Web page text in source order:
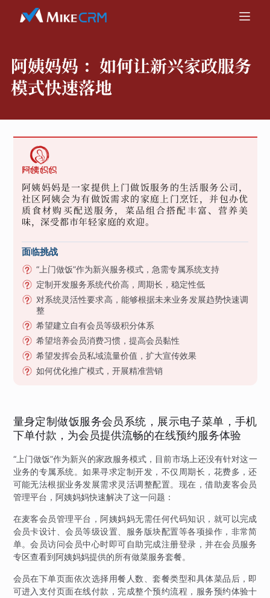
阿姨妈妈 ： 如何让新兴家政服务
模式快速落地
阿姨妈妈是一家提供上门做饭服务的生活服务公司，
社区阿姨会为有做饭需求的家庭上门烹饪，并包办优
质食材购买配送服务，菜品组合搭配丰富、营养美
味，深受都市年轻家庭的欢迎。
面临挑战
“上门做饭”作为新兴服务模式，急需专属系统支持
定制开发服务系统代价高，周期长，稳定性低
对系统灵活性要求高，能够根据未来业务发展趋势快速调
整
希望建立自有会员等级积分体系
希望培养会员消费习惯，提高会员黏性
希望发挥会员私域流量价值，扩大宣传效果
如何优化推广模式，开展精准营销
量身定制做饭服务会员系统，展示电子菜单，手机
下单付款，为会员提供流畅的在线预约服务体验
“上门做饭”作为新兴的家政服务模式，目前市场上还没有针对这一
业务的专属系统。如果寻求定制开发，不仅周期长，花费多，还
可能无法根据业务发展需求灵活调整配置。现在，借助麦客会员
管理平台，阿姨妈妈快速解决了这一问题：
在麦客会员管理平台，阿姨妈妈无需任何代码知识，就可以完成
会员卡设计、会员等级设置、服务版块配置等各项操作，非常简
单。会员访问会员中心时即可自助完成注册登录，并在会员服务
专区查看到阿姨妈妈提供的所有做菜服务套餐。
会员在下单页面依次选择用餐人数、套餐类型和具体菜品后，即
可进入支付页面在线付款，完成整个预约流程，服务预约体验十